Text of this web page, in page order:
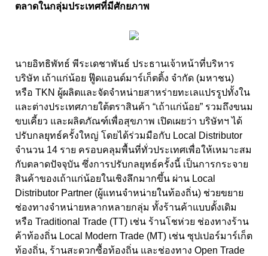
ตลาดในกลุ่มประเทศที่มีศักยภาพ
นายอิทธิพัทธ์ พีระเดชาพันธ์ ประธานเจ้าหน้าที่บริหาร
บริษัท เถ้าแก่น้อย ฟู๊ดแอนด์มาร์เก็ตติ้ง จำกัด (มหาชน)
หรือ TKN ผู้ผลิตและจัดจำหน่ายสาหร่ายทะเลแปรรูปทั้งใน
และต่างประเทศภายใต้ตราสินค้า “เถ้าแก่น้อย” รวมถึงขนม
ขบเคี้ยว และผลิตภัณฑ์เพื่อสุขภาพ เปิดเผยว่า บริษัทฯ ได้
ปรับกลยุทธ์ครั้งใหญ่ โดยได้ร่วมมือกับ Local Distributor
จำนวน 14 ราย ครอบคลุมพื้นที่ทั่วประเทศเพื่อให้เหมาะสม
กับตลาดปัจจุบัน ซึ่งการปรับกลยุทธ์ครั้งนี้ เป็นการกระจาย
สินค้าของเถ้าแก่น้อยในเชิงลึกมากขึ้น ผ่าน Local
Distributor Partner (ผู้แทนจำหน่ายในท้องถิ่น) ช่วยขยาย
ช่องทางจำหน่ายหลากหลายกลุ่ม ทั้งร้านค้าแบบดั้งเดิม
หรือ Traditional Trade (TT) เช่น ร้านโชห่วย ช่องทางร้าน
ค้าท้องถิ่น Local Modern Trade (MT) เช่น ซุปเปอร์มาร์เก็ต
ท้องถิ่น, ร้านสะดวกซื้อท้องถิ่น และช่องทาง Open Trade